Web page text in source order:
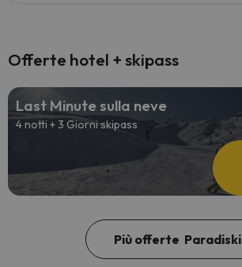
Offerte hotel + skipass
Last Minute sulla neve
4 notti + 3 Giorni skipass
Più offerte Paradiski